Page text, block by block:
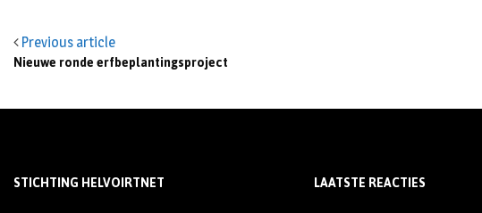
Previous article
Nieuwe ronde erfbeplantingsproject
STICHTING HELVOIRTNET LAATSTE REACTIES